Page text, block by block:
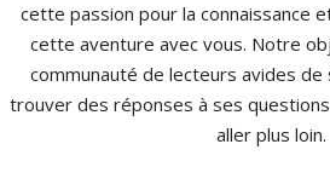
cette passion pour la connaissance
cette aventure avec vous. Notre
communauté de lecteurs avides de
trouver des réponses à ses
aller plus loin.